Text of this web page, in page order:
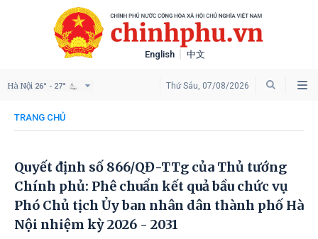
English 中文
Thứ Sáu, 07/08/2026
Hà Nội 26° - 27°
TRANG CHỦ
Quyết định số 866/QĐ-TTg của Thủ tướng
Chính phủ: Phê chuẩn kết quả bầu chức vụ
Phó Chủ tịch Ủy ban nhân dân thành phố Hà
Nội nhiệm kỳ 2026 - 2031